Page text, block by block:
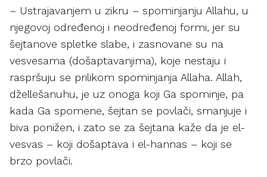
– Ustrajavanjem u zikru – spominjanju Allahu, u
njegovoj određenoj i neodređenoj formi, jer su
šejtanove spletke slabe, i zasnovane su na
vesvesama (došaptavanjima), koje nestaju i
raspršuju se prilikom spominjanja Allaha. Allah,
džellešanuhu, je uz onoga koji Ga spominje, pa
kada Ga spomene, šejtan se povlači, smanjuje i
biva ponižen, i zato se za šejtana kaže da je el-
vesvas – koji došaptava i el-hannas – koji se
brzo povlači.